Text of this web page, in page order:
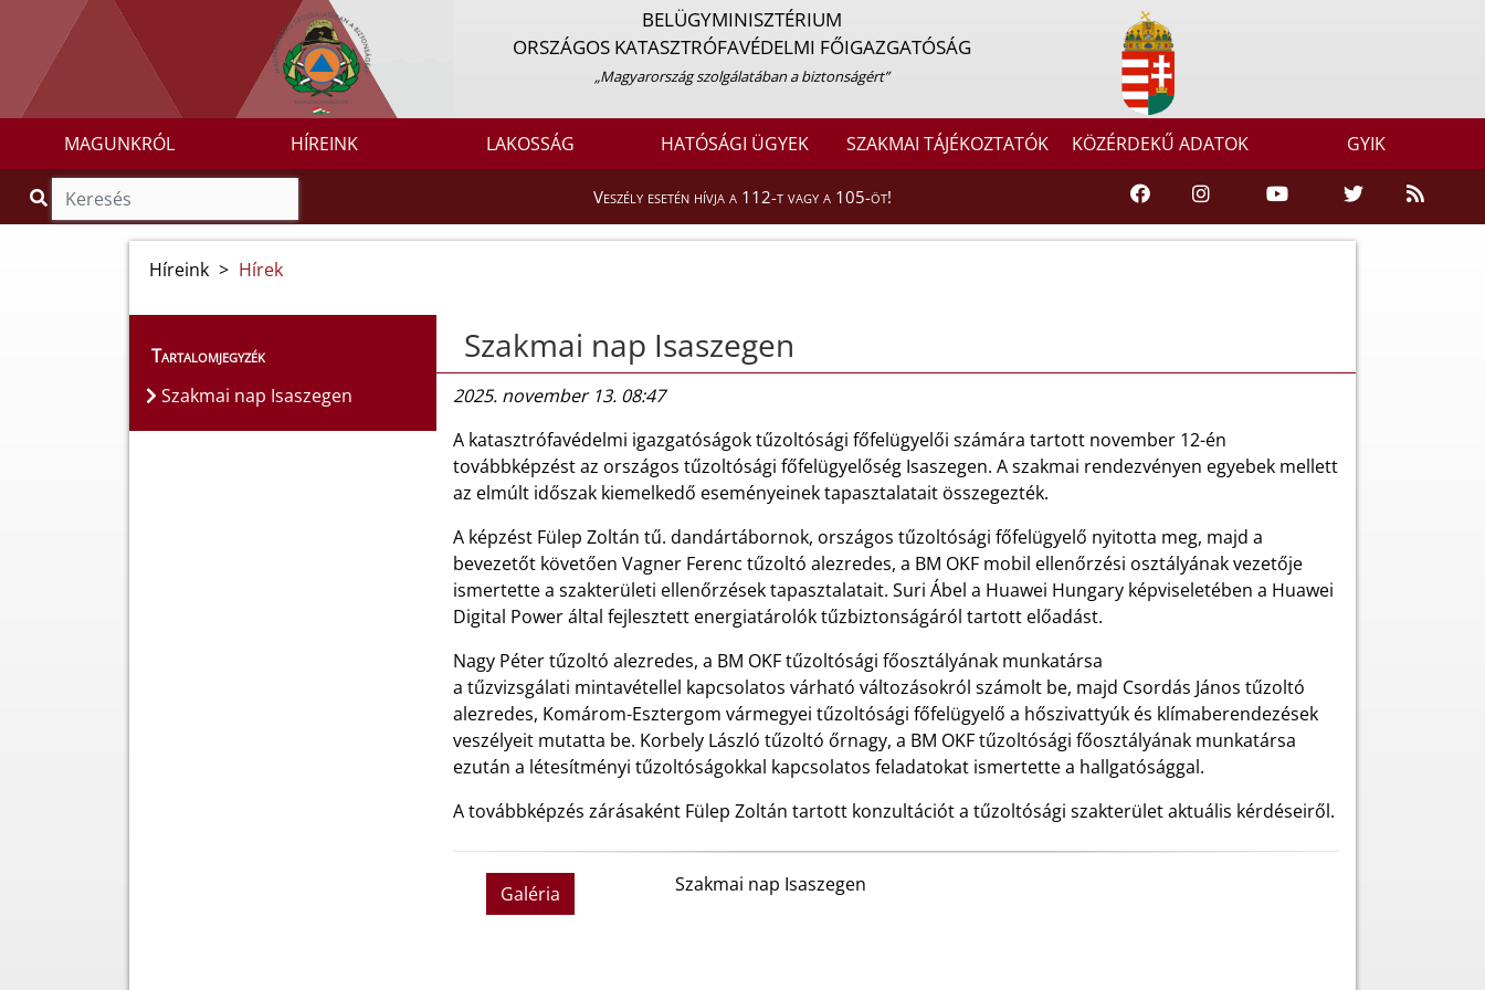
BELÜGYMINISZTÉRIUM
ORSZÁGOS KATASZTRÓFAVÉDELMI FŐIGAZGATÓSÁG
„Magyarország szolgálatában a biztonságért”
MAGUNKRÓL HÍREINK LAKOSSÁG HATÓSÁGI ÜGYEK SZAKMAI TÁJÉKOZTATÓK KÖZÉRDEKŰ ADATOK GYIK
Veszély esetén hívja a 112-t vagy a 105-öt!
Híreink > Hírek
Tartalomjegyzék
Szakmai nap Isaszegen
Szakmai nap Isaszegen
2025. november 13. 08:47
A katasztrófavédelmi igazgatóságok tűzoltósági főfelügyelői számára tartott november 12-én
továbbképzést az országos tűzoltósági főfelügyelőség Isaszegen. A szakmai rendezvényen egyebek mellett
az elmúlt időszak kiemelkedő eseményeinek tapasztalatait összegezték.
A képzést Fülep Zoltán tű. dandártábornok, országos tűzoltósági főfelügyelő nyitotta meg, majd a
bevezetőt követően Vagner Ferenc tűzoltó alezredes, a BM OKF mobil ellenőrzési osztályának vezetője
ismertette a szakterületi ellenőrzések tapasztalatait. Suri Ábel a Huawei Hungary képviseletében a Huawei
Digital Power által fejlesztett energiatárolók tűzbiztonságáról tartott előadást.
Nagy Péter tűzoltó alezredes, a BM OKF tűzoltósági főosztályának munkatársa
a tűzvizsgálati mintavétellel kapcsolatos várható változásokról számolt be, majd Csordás János tűzoltó
alezredes, Komárom-Esztergom vármegyei tűzoltósági főfelügyelő a hőszivattyúk és klímaberendezések
veszélyeit mutatta be. Korbely László tűzoltó őrnagy, a BM OKF tűzoltósági főosztályának munkatársa
ezután a létesítményi tűzoltóságokkal kapcsolatos feladatokat ismertette a hallgatósággal.
A továbbképzés zárásaként Fülep Zoltán tartott konzultációt a tűzoltósági szakterület aktuális kérdéseiről.
Galéria Szakmai nap Isaszegen